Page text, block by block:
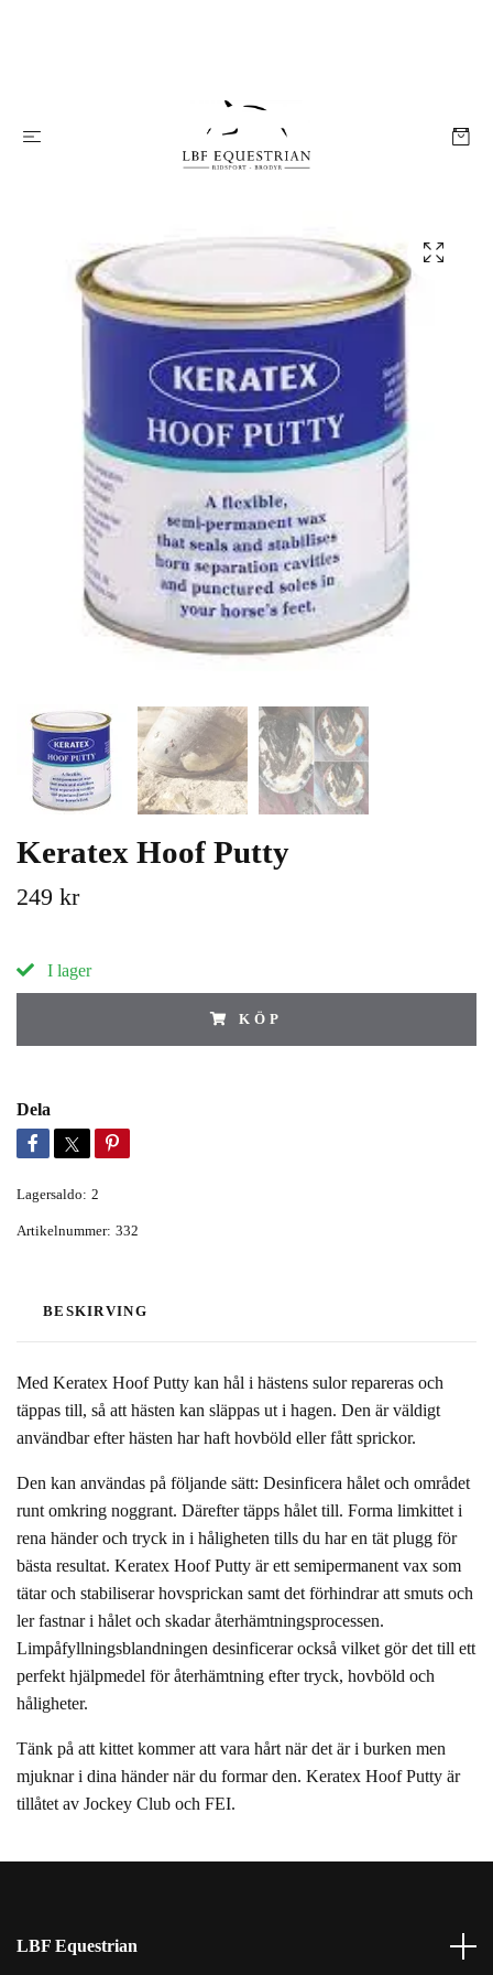
Keratex Hoof Putty
249 kr
I lager
KÖP
Dela
Lagersaldo: 2
Artikelnummer: 332
BESKIRVING
Med Keratex Hoof Putty kan hål i hästens sulor repareras och
täppas till, så att hästen kan släppas ut i hagen. Den är väldigt
användbar efter hästen har haft hovböld eller fått sprickor.
Den kan användas på följande sätt: Desinficera hålet och området
runt omkring noggrant. Därefter täpps hålet till. Forma limkittet i
rena händer och tryck in i håligheten tills du har en tät plugg för
bästa resultat. Keratex Hoof Putty är ett semipermanent vax som
tätar och stabiliserar hovsprickan samt det förhindrar att smuts och
ler fastnar i hålet och skadar återhämtningsprocessen.
Limpåfyllningsblandningen desinficerar också vilket gör det till ett
perfekt hjälpmedel för återhämtning efter tryck, hovböld och
håligheter.
Tänk på att kittet kommer att vara hårt när det är i burken men
mjuknar i dina händer när du formar den. Keratex Hoof Putty är
tillåtet av Jockey Club och FEI.
LBF Equestrian